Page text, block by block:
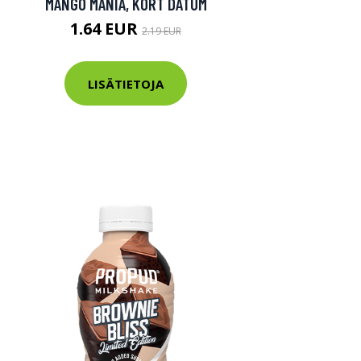
1.64 EUR 2.19 EUR
LISÄTIETOJA